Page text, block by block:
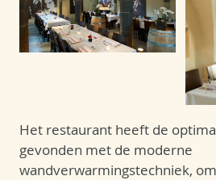
Het restaurant heeft de
gevonden met de moderne
wandverwarmingstechniek,